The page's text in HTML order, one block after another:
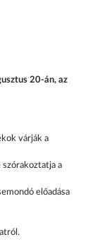
20-án, az
várják a
a
előadása